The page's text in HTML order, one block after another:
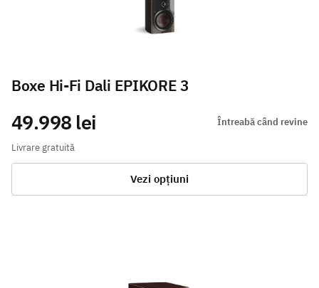
Boxe Hi-Fi Dali EPIKORE 3
Întreabă când revine
Livrare gratuită
49.998 lei
Vezi opțiuni